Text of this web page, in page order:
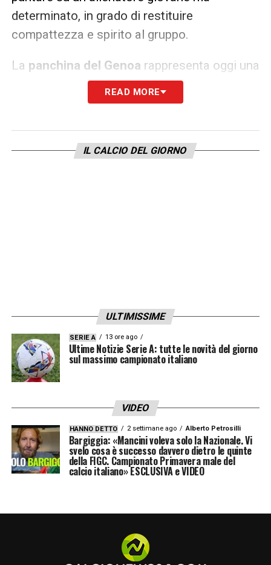
determinato, in grado di restituire
compattezza e spirito al gruppo.
La panchina del Genoa rappresenta oggi una
delle sfide più delicate del campionato: la
squadra, pur avendo mostrato buone trame
una classifica preoccupante. L’obiettivo è
chiaro: ritrovare stabilità e punti per
Intanto, l’ambiente può tirare un piccolo
sospiro di sollievo dopo la vittoria dell’ultimo
turno, che ha riportato fiducia e serenità
nello spogliatoio. Ma il vero passo avanti
avrà finalmente un nuovo padrone, pronto a
rilanciare le ambizioni rossoblù e a
riaccendere l’entusiasmo del Ferraris.
READ MORE
IL CALCIO DEL GIORNO
ULTIMISSIME
SERIE A 13 ore ago
Ultime Notizie Serie A: tutte le novità del giorno
sul massimo campionato italiano
VIDEO
HANNO DETTO 2 settimane ago Alberto Petrosilli
Bargiggia: «Mancini voleva solo la Nazionale. Vi
svelo cosa è successo davvero dietro le quinte
della FIGC. Campionato Primavera male del
calcio italiano» ESCLUSIVA e VIDEO